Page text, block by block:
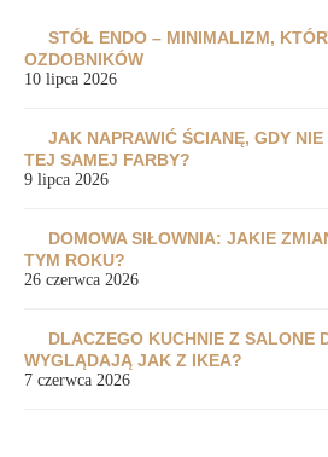
STÓŁ ENDO – MINIMALIZM,
OZDOBNIKÓW
10 lipca 2026
JAK NAPRAWIĆ ŚCIANĘ, GDY
TEJ SAMEJ FARBY?
9 lipca 2026
DOMOWA SIŁOWNIA: JAKIE
TYM ROKU?
26 czerwca 2026
DLACZEGO KUCHNIE Z SALONE
WYGLĄDAJĄ JAK Z IKEA?
7 czerwca 2026